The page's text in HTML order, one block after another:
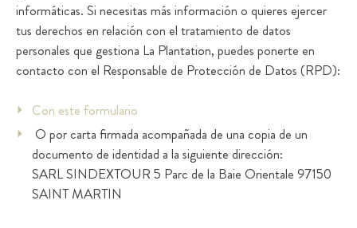
informáticas. Si necesitas más información o quieres ejercer
tus derechos en relación con el tratamiento de datos
personales que gestiona La Plantation, puedes ponerte en
contacto con el Responsable de Protección de Datos (RPD):
Con este formulario
O por carta firmada acompañada de una copia de un
documento de identidad a la siguiente dirección:
SARL SINDEXTOUR 5 Parc de la Baie Orientale 97150
SAINT MARTIN